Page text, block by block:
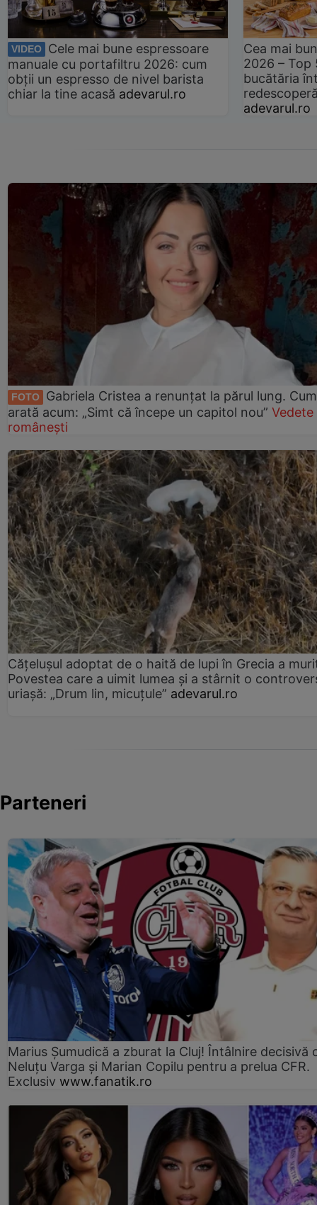
VIDEO
Cele mai bune espressoare
manuale cu portafiltru 2026: cum
obții un espresso de nivel barista
chiar la tine acasă adevarul.ro
Cea mai
2026 –
bucătăria
adevarul.ro
FOTO
Gabriela Cristea a renunțat la părul lung. Cum
arată acum: „Simt că începe un capitol nou” Vedete
românești
Cățelușul adoptat de o haită de lupi în Grecia a
Povestea care a uimit lumea și a stârnit o
uriașă: „Drum lin, micuțule” adevarul.ro
Parteneri
Marius Şumudică a zburat la Cluj! Întâlnire decisivă
Neluţu Varga şi Marian Copilu pentru a prelua CFR.
Exclusiv www.fanatik.ro